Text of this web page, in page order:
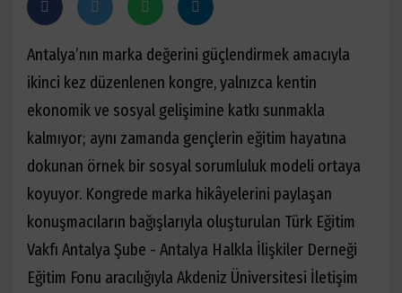
Antalya’nın marka değerini güçlendirmek amacıyla
ikinci kez düzenlenen kongre, yalnızca kentin
ekonomik ve sosyal gelişimine katkı sunmakla
kalmıyor; aynı zamanda gençlerin eğitim hayatına
dokunan örnek bir sosyal sorumluluk modeli ortaya
koyuyor. Kongrede marka hikâyelerini paylaşan
konuşmacıların bağışlarıyla oluşturulan Türk Eğitim
Vakfı Antalya Şube - Antalya Halkla İlişkiler Derneği
Eğitim Fonu aracılığıyla Akdeniz Üniversitesi İletişim